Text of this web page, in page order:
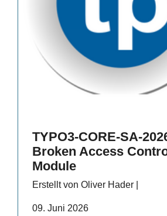
TYPO3-CORE-SA-
Broken Access
Module
Erstellt von Oliver Hader |
09. Juni 2026